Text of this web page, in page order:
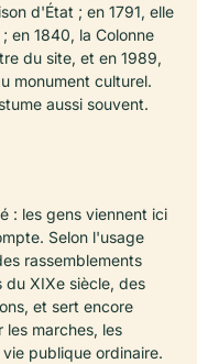
d'État ; en 1791, elle
en 1840, la Colonne
du site, et en 1989,
monument culturel.
aussi souvent.
: les gens viennent ici
Selon l'usage
rassemblements
du XIXe siècle, des
et sert encore
marches, les
publique ordinaire.